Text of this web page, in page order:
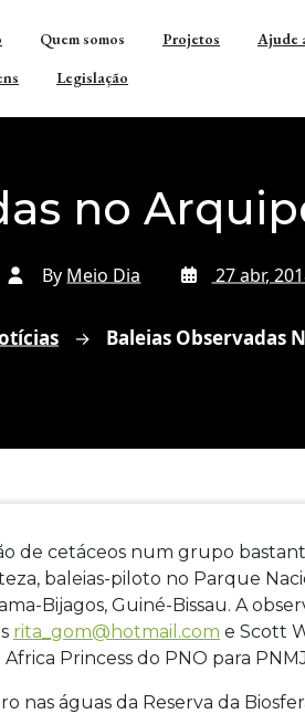
Quem somos Projetos Ajude
Legislação
no
By Meio Dia 27 abr,
→ Baleias Observadas
de cetáceos num grupo
baleias-piloto no Parque
Bijagos, Guiné-Bissau. A
rita_gom@hotmail.com e Scott
Princess do PNO para
nas águas da Reserva da